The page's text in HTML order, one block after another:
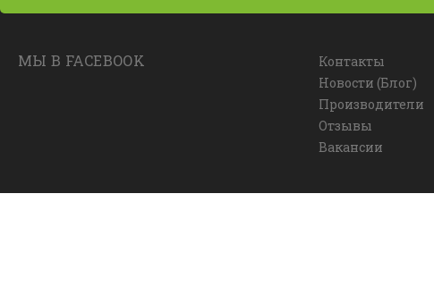
МЫ В FACEBOOK
Контакты
Новости (Блог)
Производители
Отзывы
Вакансии